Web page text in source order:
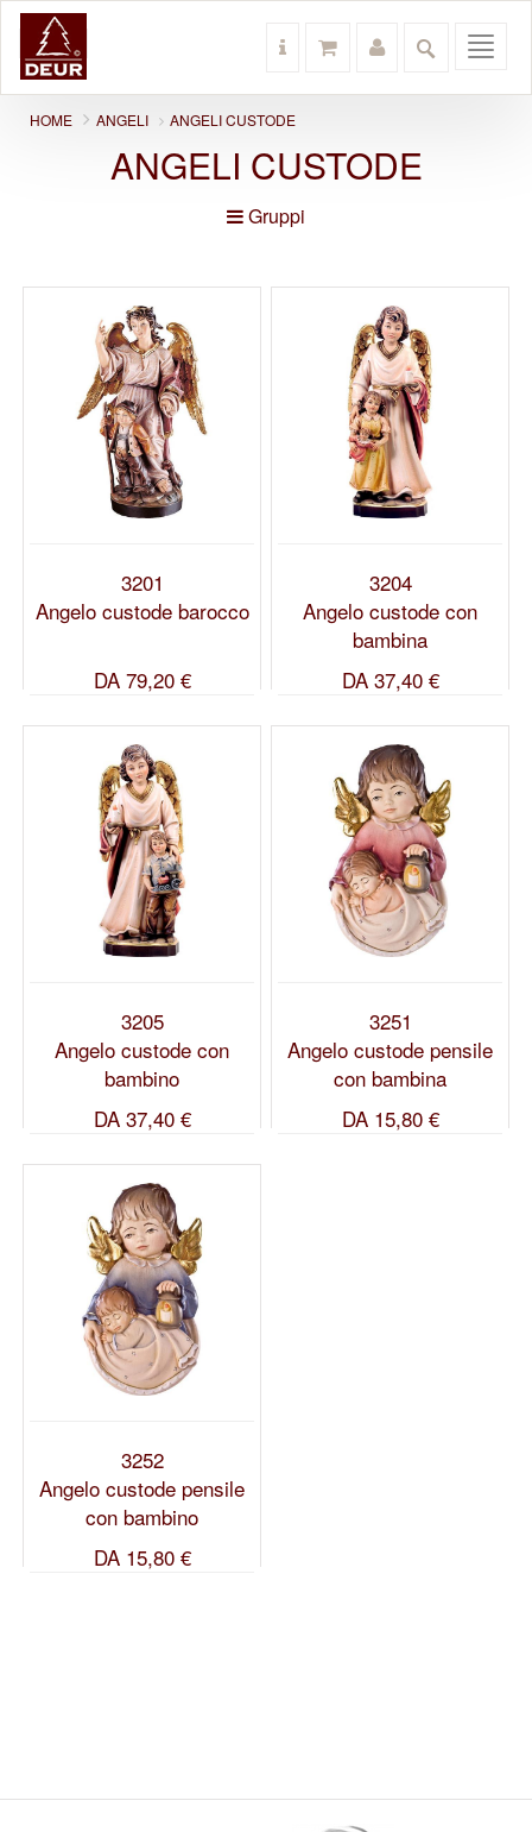
HOME ANGELI ANGELI CUSTODE
ANGELI CUSTODE
Gruppi
3201
Angelo custode barocco
DA79,20 €
3204
Angelo custode con
bambina
DA37,40 €
3205
Angelo custode con
bambino
DA37,40 €
3251
Angelo custode pensile
con bambina
DA15,80 €
3252
Angelo custode pensile
con bambino
DA15,80 €